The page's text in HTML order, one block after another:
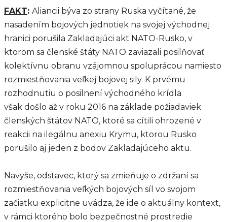
FAKT: Aliancii býva zo strany Ruska vyčítané, že
nasadením bojových jednotiek na svojej východnej
hranici porušila Zakladajúci akt NATO-Rusko, v
ktorom sa členské štáty NATO zaviazali posilňovať
kolektívnu obranu vzájomnou spoluprácou namiesto
rozmiestňovania veľkej bojovej sily. K prvému
rozhodnutiu o posilnení východného krídla
však došlo až v roku 2016 na základe požiadaviek
členských štátov NATO, ktoré sa cítili ohrozené v
reakcii na ilegálnu anexiu Krymu, ktorou Rusko
porušilo aj jeden z bodov Zakladajúceho aktu.
Navyše, odstavec, ktorý sa zmieňuje o zdržaní sa
rozmiestňovania veľkých bojových síl vo svojom
začiatku explicitne uvádza, že ide o aktuálny kontext,
v rámci ktorého bolo bezpečnostné prostredie